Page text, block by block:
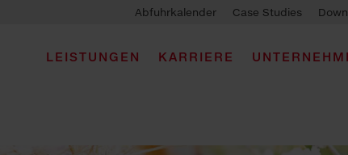
Abfuhrkalender Case Studies
LEISTUNGEN KARRIERE